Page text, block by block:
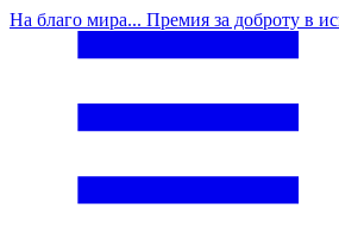
На благо мира... Премия за доброту в